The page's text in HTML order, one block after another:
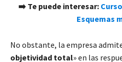
➡️ Te puede interesar:
Esquemas
No obstante, la empresa
objetividad total» en las